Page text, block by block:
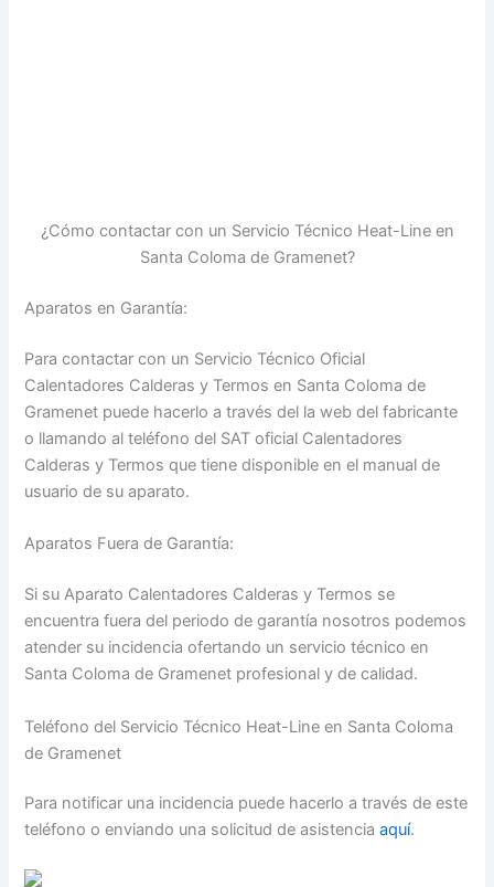
¿Cómo contactar con un Servicio Técnico Heat-Line en
Santa Coloma de Gramenet?
Aparatos en Garantía:
Para contactar con un Servicio Técnico Oficial
Calentadores Calderas y Termos en Santa Coloma de
Gramenet puede hacerlo a través del la web del fabricante
o llamando al teléfono del SAT oficial Calentadores
Calderas y Termos que tiene disponible en el manual de
usuario de su aparato.
Aparatos Fuera de Garantía:
Si su Aparato Calentadores Calderas y Termos se
encuentra fuera del periodo de garantía nosotros podemos
atender su incidencia ofertando un servicio técnico en
Santa Coloma de Gramenet profesional y de calidad.
Teléfono del Servicio Técnico Heat-Line en Santa Coloma
de Gramenet
Para notificar una incidencia puede hacerlo a través de este
teléfono o enviando una solicitud de asistenciaaquí.